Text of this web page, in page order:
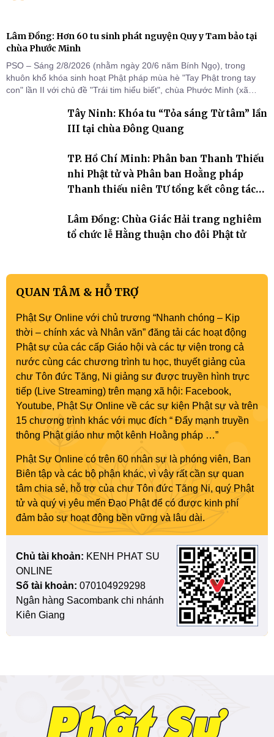
Lâm Đồng: Hơn 60 tu sinh phát nguyện Quy y Tam bảo tại
chùa Phước Minh
PSO – Sáng 2/8/2026 (nhằm ngày 20/6 năm Bính Ngọ), trong
khuôn khổ khóa sinh hoạt Phật pháp mùa hè "Tay Phật trong tay
con" lần II với chủ đề "Trái tim hiểu biết", chùa Phước Minh (xã
cho hơn 60 tu sinh.Tây Ninh: Khóa tu “Tỏa sáng Từ tâm” lần
III tại chùa Đông Quang
TP. Hồ Chí Minh: Phân ban Thanh Thiếu
nhi Phật tử và Phân ban Hoằng pháp
Thanh thiếu niên TƯ tổng kết công tác
Lâm Đồng: Chùa Giác Hải trang nghiêm
tổ chức lễ Hằng thuận cho đôi Phật tử
QUAN TÂM & HỖ TRỢ
Phật Sự Online với chủ trương “Nhanh chóng – Kịp
thời – chính xác và Nhân văn” đăng tải các hoạt động
Phật sự của các cấp Giáo hội và các tự viện trong cả
nước cùng các chương trình tu học, thuyết giảng của
chư Tôn đức Tăng, Ni giảng sư được truyền hình trực
tiếp (Live Streaming) trên mạng xã hội: Facebook,
Youtube, Phật Sự Online về các sự kiện Phật sự và trên
15 chương trình khác với mục đích “ Đẩy mạnh truyền
thông Phật giáo như một kênh Hoằng pháp …”
Phật Sự Online có trên 60 nhân sự là phóng viên, Ban
Biên tập và các bộ phận khác, vì vậy rất cần sự quan
tâm chia sẻ, hỗ trợ của chư Tôn đức Tăng Ni, quý Phật
tử và quý vị yêu mến Đạo Phật để có được kinh phí
đảm bảo sự hoạt động bền vững và lâu dài.
Chủ tài khoản: KENH PHAT SU
ONLINE
Số tài khoản: 070104929298
Ngân hàng Sacombank chi nhánh
Kiên Giang